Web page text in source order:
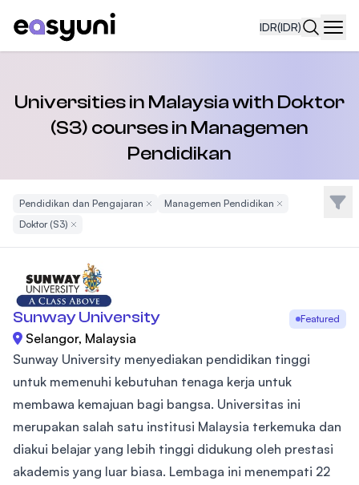
IDR(IDR)
Universities in Malaysia with Doktor
(S3) courses in Managemen
Pendidikan
Pendidikan dan Pengajaran Remove Filter
Managemen Pendidikan Remove Filter
Doktor (S3) Remove Filter
Filter
Sunway University Featured
Selangor, Malaysia
Sunway University menyediakan pendidikan tinggi
untuk memenuhi kebutuhan tenaga kerja untuk
membawa kemajuan bagi bangsa. Universitas ini
merupakan salah satu institusi Malaysia terkemuka dan
diakui belajar yang lebih tinggi didukung oleh prestasi
akademis yang luar biasa. Lembaga ini menempati 22